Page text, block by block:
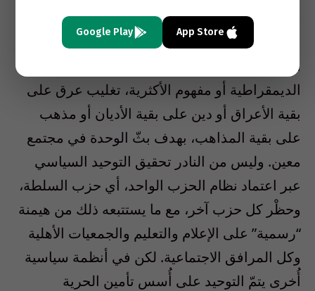
وطالما حاولت إحدى هذه الفئات أن تكون “دولة
في قلب الدولة”، أحياناً بهدف فرض المبدأ
التوحيدي الذي يلائمها. وطالما حصل، باسم
الديمقراطية أو مفهوم الأكثرية، تغليب عرق على
بقية الأعراق أو دين على بقية الأديان أو مذهب
على بقية المذاهب، بهدف بثّ الوحدة في مجتمع
معين. وليس من النادر تحقيق التوحيد السياسي
عبر اعتماد نظام الحزب الواحد، أي حزب السلطة،
وحظْر كل حزب آخر، مع ما يستتبعه ذلك من هيمنة
“رسمية” على الإعلام والتعليم والجمعيات الأهلية
وكل المرافق الاجتماعية. لكن في أنظمة سياسية
أُخرى يتمّ التوحيد على أُسس تأمين الحرية
App Store
Google Play